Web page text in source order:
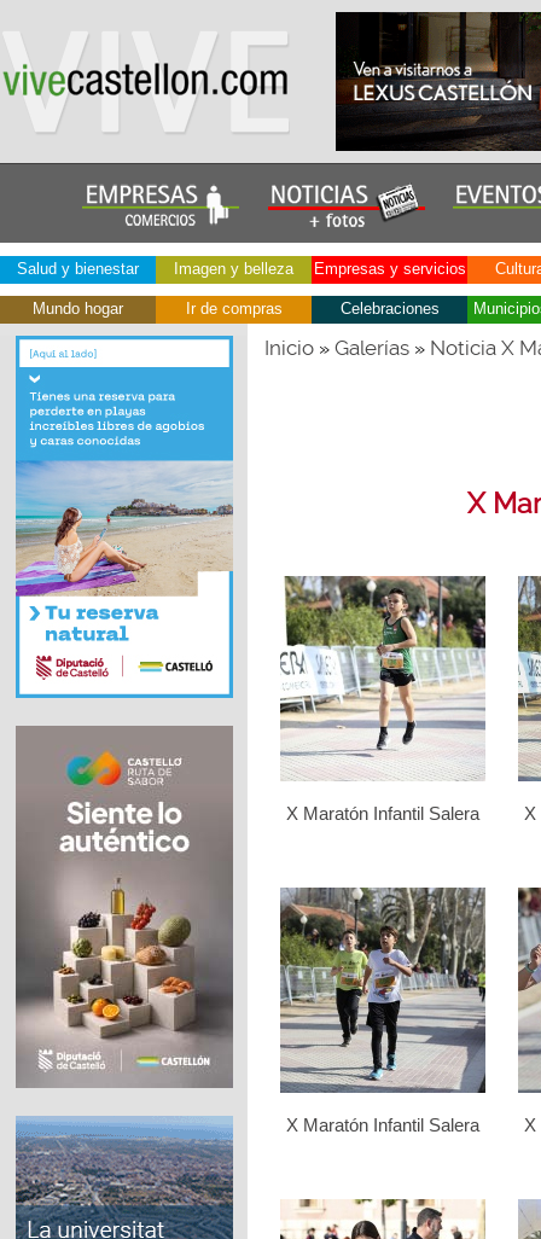
Salud y bienestar Imagen y belleza Empresas y servicios
Mundo hogar Ir de compras Celebraciones
Inicio» Galerías» Noticia X
X
X Maratón Infantil Salera X
X Maratón Infantil Salera X